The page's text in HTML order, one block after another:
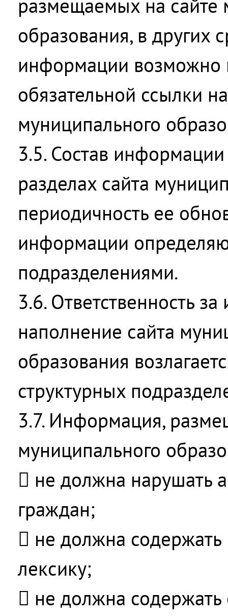
размещаемых на сайте
образования, в других
информации возможно
обязательной ссылки
муниципального
3.5. Состав
разделах сайта
периодичность ее
информации
подразделениями.
3.6. Ответственность
наполнение сайта
образования
структурных
3.7. Информация,
муниципального
 не должна нарушать
граждан;
 не должна
лексику;
 не должна